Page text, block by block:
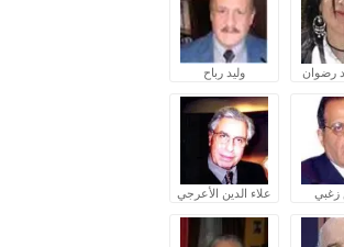
رضوان وليد رباح
علاء الدين الأعرجي